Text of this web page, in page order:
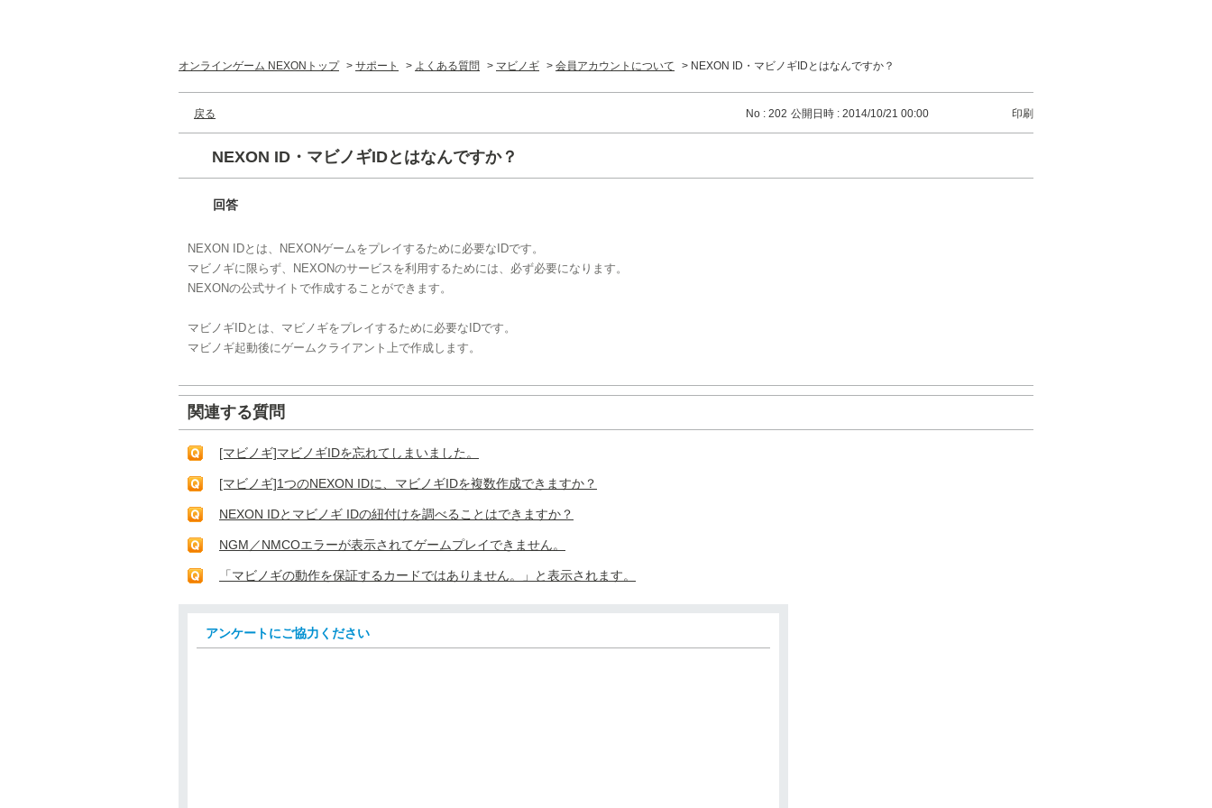
オンラインゲーム NEXONトップ > サポート > よくある質問 > マビノギ > 会員アカウントについて > NEXON ID・マビノギIDとはなんですか？
戻る No : 202 公開日時 : 2014/10/21 00:00 印刷
NEXON ID・マビノギIDとはなんですか？
回答
NEXON IDとは、NEXONゲームをプレイするために必要なIDです。
マビノギに限らず、NEXONのサービスを利用するためには、必ず必要になります。
NEXONの公式サイトで作成することができます。
マビノギIDとは、マビノギをプレイするために必要なIDです。
マビノギ起動後にゲームクライアント上で作成します。
関連する質問
[マビノギ]マビノギIDを忘れてしまいました。
[マビノギ]1つのNEXON IDに、マビノギIDを複数作成できますか？
NEXON IDとマビノギ IDの紐付けを調べることはできますか？
NGM／NMCOエラーが表示されてゲームプレイできません。
「マビノギの動作を保証するカードではありません。」と表示されます。
アンケートにご協力ください